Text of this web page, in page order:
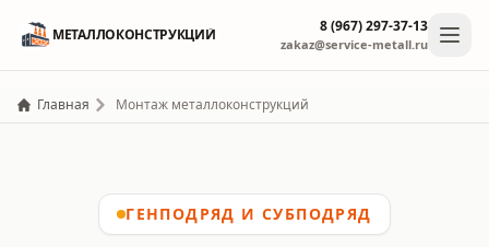
МЕТАЛЛОКОНСТРУКЦИЙ 8 (967) 297-37-13
zakaz@service-metall.ru
Главная Монтаж металлоконструкций
ГЕНПОДРЯД И СУБПОДРЯД